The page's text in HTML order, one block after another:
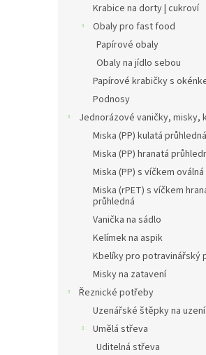
Krabice na dorty | cukroví
Obaly pro fast food
Papírové obaly
Obaly na jídlo sebou
Papírové krabičky s
Podnosy
Jednorázové vaničky, misky,
Miska (PP) kulatá průhledná
Miska (PP) hranatá
Miska (PP) s víčkem
Miska (rPET) s víčkem
průhledná
Vanička na sádlo
Kelímek na aspik
Kbelíky pro potravinářský
Misky na zatavení
Řeznické potřeby
Uzenářské štěpky na uzení
Umělá střeva
Uditelná střeva